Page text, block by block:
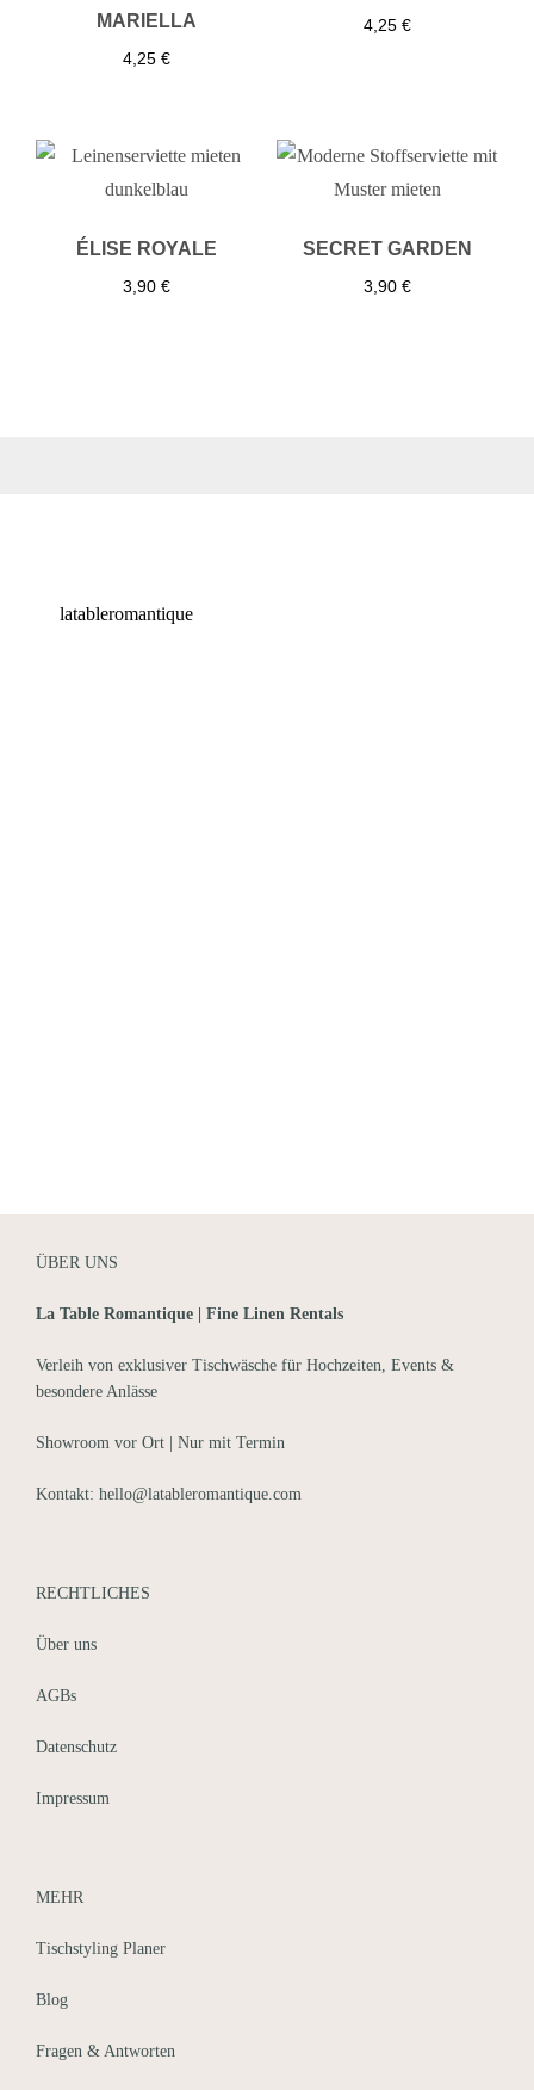
MARIELLA
4,25€
4,25 €
ÉLISE ROYALE
3,90€
SECRET GARDEN
3,90 €
latableromantique
ÜBER UNS
La Table Romantique | Fine Linen Rentals
Verleih von exklusiver Tischwäsche für Hochzeiten, Events &
besondere Anlässe
Showroom vor Ort | Nur mit Termin
Kontakt: hello@latableromantique.com
RECHTLICHES
Über uns
AGBs
Datenschutz
Impressum
MEHR
Tischstyling Planer
Blog
Fragen & Antworten